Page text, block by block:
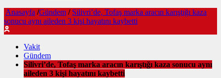
Anasayfa /Gündem / Silivri’de, Tofaş marka aracın karıştığı kaza
sonucu aynı aileden 3 kişi hayatını kaybetti
Vakit
Gündem
Silivri’de, Tofaş marka aracın karıştığı kaza sonucu aynı
aileden 3 kişi hayatını kaybetti